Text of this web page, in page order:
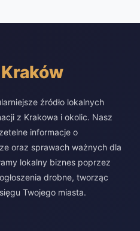
źródło lokalnych
z Krakowa i okolic. Nasz
informacje o
oraz sprawach ważnych dla
lokalny biznes poprzez
drobne, tworząc
Twojego miasta.